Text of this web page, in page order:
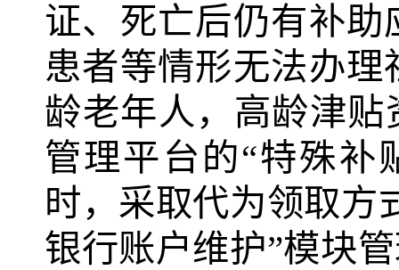
证、死亡后仍有补
患者等情形无法办
龄老年人，高龄津
管理平台的“特殊补
时，采取代为领取方
银行账户维护”模块